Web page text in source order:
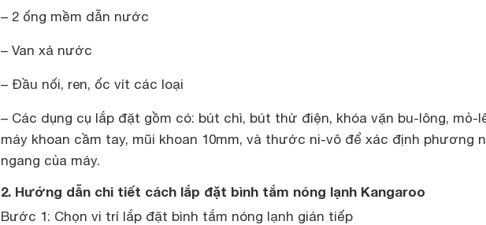
– 2 ống mềm dẫn nước
– Van xả nước
– Đầu nối, ren, ốc vít các loại
– Các dụng cụ lắp đặt gồm có: bút chì, bút thử điện, khóa vặn bu-lông, mỏ-
máy khoan cầm tay, mũi khoan 10mm, và thước ni-vô để xác định phương
ngang của máy.
2. Hướng dẫn chi tiết cách lắp đặt bình tắm nóng lạnh Kangaroo
Bước 1: Chọn vi trí lắp đặt bình tắm nóng lạnh gián tiếp